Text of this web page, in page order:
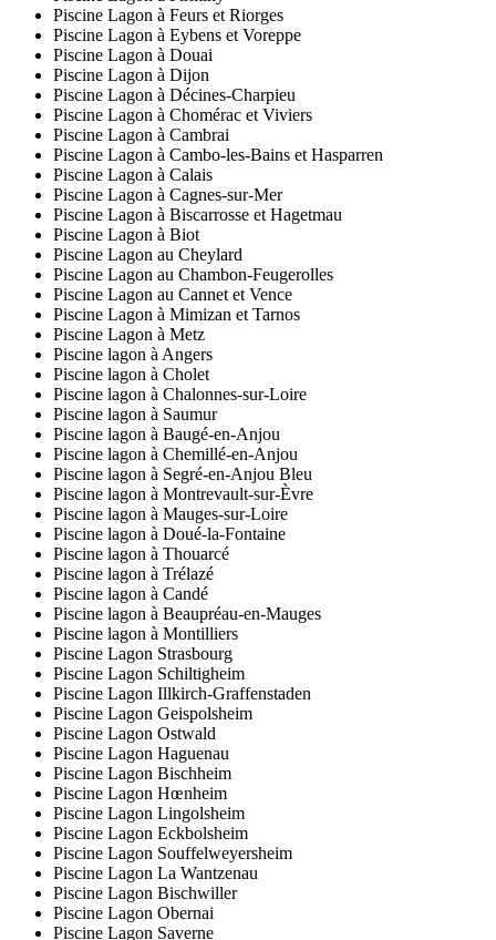
Piscine Lagon à Feurs et Riorges
Piscine Lagon à Eybens et Voreppe
Piscine Lagon à Douai
Piscine Lagon à Dijon
Piscine Lagon à Décines-Charpieu
Piscine Lagon à Chomérac et Viviers
Piscine Lagon à Cambrai
Piscine Lagon à Cambo-les-Bains et Hasparren
Piscine Lagon à Calais
Piscine Lagon à Cagnes-sur-Mer
Piscine Lagon à Biscarrosse et Hagetmau
Piscine Lagon à Biot
Piscine Lagon au Cheylard
Piscine Lagon au Chambon-Feugerolles
Piscine Lagon au Cannet et Vence
Piscine Lagon à Mimizan et Tarnos
Piscine Lagon à Metz
Piscine lagon à Angers
Piscine lagon à Cholet
Piscine lagon à Chalonnes-sur-Loire
Piscine lagon à Saumur
Piscine lagon à Baugé-en-Anjou
Piscine lagon à Chemillé-en-Anjou
Piscine lagon à Segré-en-Anjou Bleu
Piscine lagon à Montrevault-sur-Èvre
Piscine lagon à Mauges-sur-Loire
Piscine lagon à Doué-la-Fontaine
Piscine lagon à Thouarcé
Piscine lagon à Trélazé
Piscine lagon à Candé
Piscine lagon à Beaupréau-en-Mauges
Piscine lagon à Montilliers
Piscine Lagon Strasbourg
Piscine Lagon Schiltigheim
Piscine Lagon Illkirch-Graffenstaden
Piscine Lagon Geispolsheim
Piscine Lagon Ostwald
Piscine Lagon Haguenau
Piscine Lagon Bischheim
Piscine Lagon Hœnheim
Piscine Lagon Lingolsheim
Piscine Lagon Eckbolsheim
Piscine Lagon Souffelweyersheim
Piscine Lagon La Wantzenau
Piscine Lagon Bischwiller
Piscine Lagon Obernai
Piscine Lagon Saverne